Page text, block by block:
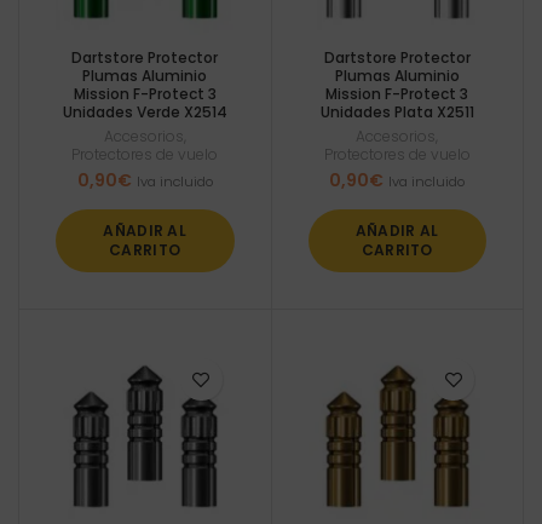
Dartstore Protector
Plumas Aluminio
Mission F-Protect 3
Unidades Verde X2514
Accesorios
Protectores de vuelo
0,90€ Iva incluido
AÑADIR AL
CARRITO
Dartstore Protector
Plumas Aluminio
Mission F-Protect 3
Unidades Plata X2511
Accesorios
Protectores de vuelo
0,90€ Iva incluido
AÑADIR AL
CARRITO